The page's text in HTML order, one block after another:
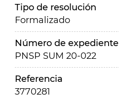
Tipo de resolución
Formalizado
Número de expediente
PNSP SUM 20-022
Referencia
3770281